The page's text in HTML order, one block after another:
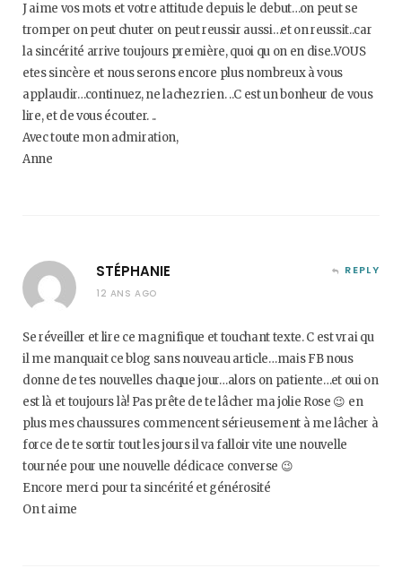
J aime vos mots et votre attitude depuis le debut…on peut se
tromper on peut chuter on peut reussir aussi…et on reussit..car
la sincérité arrive toujours première, quoi qu on en dise..VOUS
etes sincère et nous serons encore plus nombreux à vous
applaudir…continuez, ne lachez rien. ..C est un bonheur de vous
lire, et de vous écouter. ..
Avec toute mon admiration,
Anne
STÉPHANIE
12 ANS AGO
REPLY
Se réveiller et lire ce magnifique et touchant texte. C est vrai qu
il me manquait ce blog sans nouveau article…mais FB nous
donne de tes nouvelles chaque jour…alors on patiente…et oui on
est là et toujours là! Pas prête de te lâcher ma jolie Rose 😉 en
plus mes chaussures commencent sérieusement à me lâcher à
force de te sortir tout les jours il va falloir vite une nouvelle
tournée pour une nouvelle dédicace converse 😉
Encore merci pour ta sincérité et générosité
On t aime